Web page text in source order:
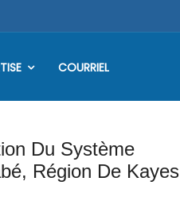
COURRIEL
Du Système
Région De Kayes